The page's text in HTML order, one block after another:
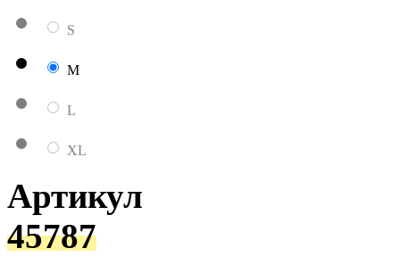
S
M
L
XL
Артикул
45787